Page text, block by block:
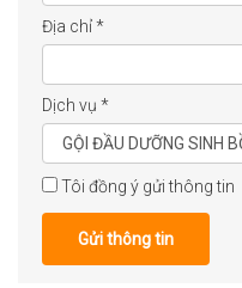
Địa chỉ*
Dịch vụ *
Tôi đồng ý gửi thông tin
Gửi thông tin